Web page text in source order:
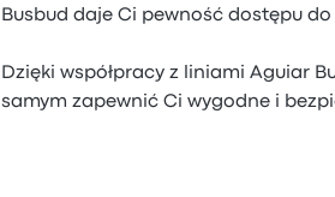
Busbud daje Ci pewność dostępu
Dzięki współpracy z liniami Aguiar
samym zapewnić Ci wygodne i